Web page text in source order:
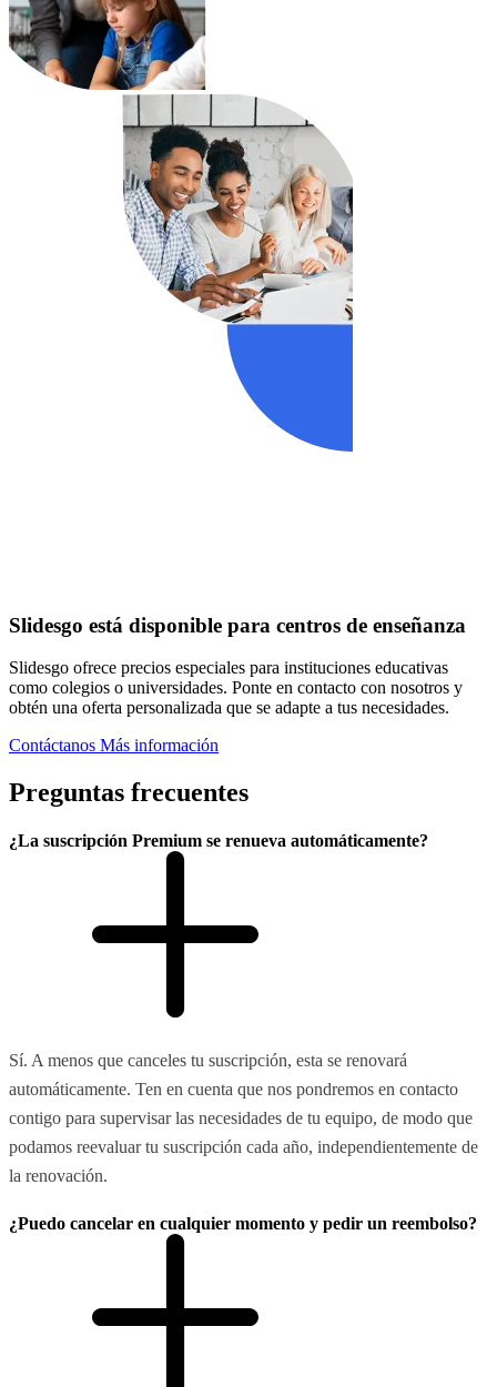
Slidesgo está disponible para centros de enseñanza
Slidesgo ofrece precios especiales para instituciones educativas
como colegios o universidades. Ponte en contacto con nosotros y
obtén una oferta personalizada que se adapte a tus necesidades.
Contáctanos Más información
Preguntas frecuentes
¿La suscripción Premium se renueva automáticamente?
Sí. A menos que canceles tu suscripción, esta se renovará
automáticamente. Ten en cuenta que nos pondremos en contacto
contigo para supervisar las necesidades de tu equipo, de modo que
podamos reevaluar tu suscripción cada año, independientemente de
la renovación.
¿Puedo cancelar en cualquier momento y pedir un reembolso?